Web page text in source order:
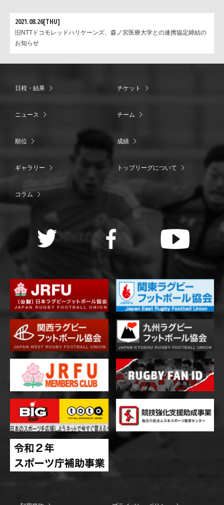
2021.08.26[THU]
旧NTTドコモレッドハリケーンズ、森ノ宮医療大学との連携協定締結の
お知らせ
日程・結果 チケット
ニュース チーム
順位 成績
ギャラリー トップリーグについて
コラム